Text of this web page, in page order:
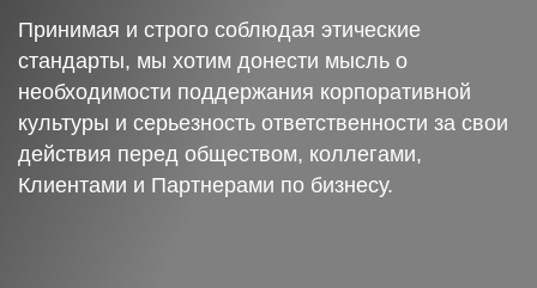
Принимая и строго соблюдая этические
стандарты, мы хотим донести мысль о
необходимости поддержания корпоративной
культуры и серьезность ответственности за свои
действия перед обществом, коллегами,
Клиентами и Партнерами по бизнесу.